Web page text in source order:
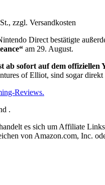
zzgl. Versandkosten
Direct bestätigte
am 29. August.
ab sofort auf dem
of Elliot, sind sogar direkt
Reviews.
.
es sich um Affiliate
von Amazon.com, Inc.